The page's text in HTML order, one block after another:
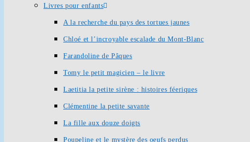
Livres pour enfants
A la recherche du pays des tortues jaunes
Chloé et l’incroyable escalade du Mont-Blanc
Farandoline de Pâques
Tomy le petit magicien – le livre
Laetitia la petite sirène : histoires féeriques
Clémentine la petite savante
La fille aux douze doigts
Poupeline et le mystère des oeufs perdus